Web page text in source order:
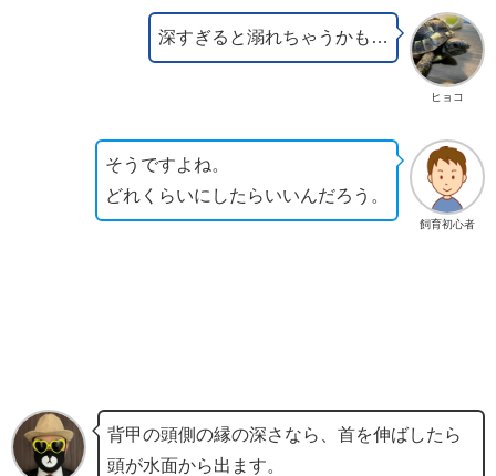
ヒョコ
深すぎると溺れちゃうかも…
飼育初心者
そうですよね。
どれくらいにしたらいいんだろう。
背甲の頭側の縁の深さなら、首を伸ばしたら
頭が水面から出ます。